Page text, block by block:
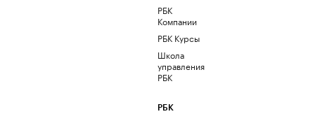
РБК
Компании
РБК Курсы
Школа
управления
РБК
РБК